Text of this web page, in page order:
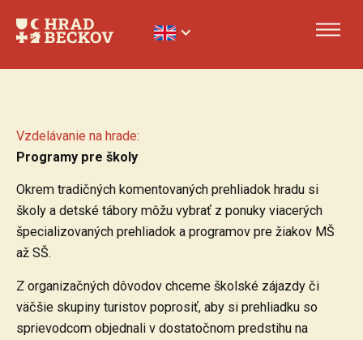
Vzdelávanie na hrade:
Programy pre školy
Okrem tradičných komentovaných prehliadok hradu si
školy a detské tábory môžu vybrať z ponuky viacerých
špecializovaných prehliadok a programov pre žiakov MŠ
až SŠ.
Z organizačných dôvodov chceme školské zájazdy či
väčšie skupiny turistov poprosiť, aby si prehliadku so
sprievodcom objednali v dostatočnom predstihu na